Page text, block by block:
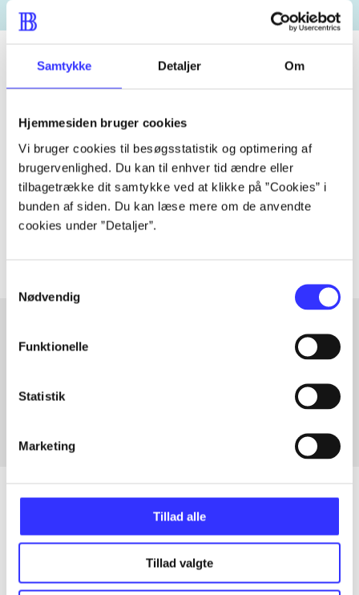
Samtykke Detaljer Om
Hjemmesiden bruger cookies
Vi bruger cookies til besøgsstatistik og optimering af
brugervenlighed. Du kan til enhver tid ændre eller
tilbagetrække dit samtykke ved at klikke på ”Cookies” i
bunden af siden. Du kan læse mere om de anvendte
cookies under ”Detaljer”.
Nødvendig
Funktionelle
Statistik
Marketing
Tillad alle
Tillad valgte
Artiklen er en del af
lorem ipsum dolor sit amet ...
Artiklerne ihandler ofte om
Artikler
Alle registrerede artikler fordelt på udgivelser